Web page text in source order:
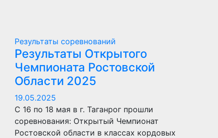
Результаты соревнований
Результаты Открытого
Чемпионата Ростовской
Области 2025
19.05.2025
С 16 по 18 мая в г. Таганрог прошли
соревнования: Открытый Чемпионат
Ростовской области в классах кордовых